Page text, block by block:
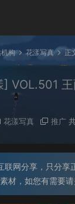
构 花漾写真 正
] VOL.501
花漾写真 推广
联网分享，只分享
材，如您有需要